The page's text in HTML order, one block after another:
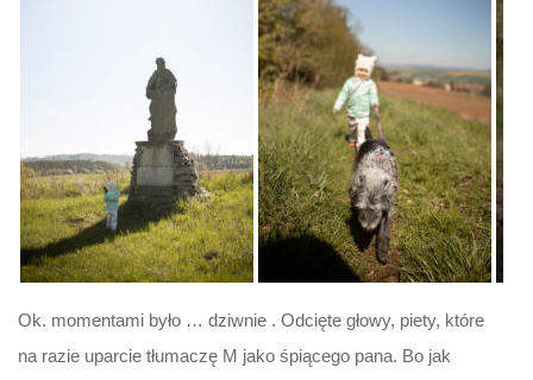
Ok. momentami było … dziwnie . Odcięte głowy, piety, które
na razie uparcie tłumaczę M jako śpiącego pana. Bo jak